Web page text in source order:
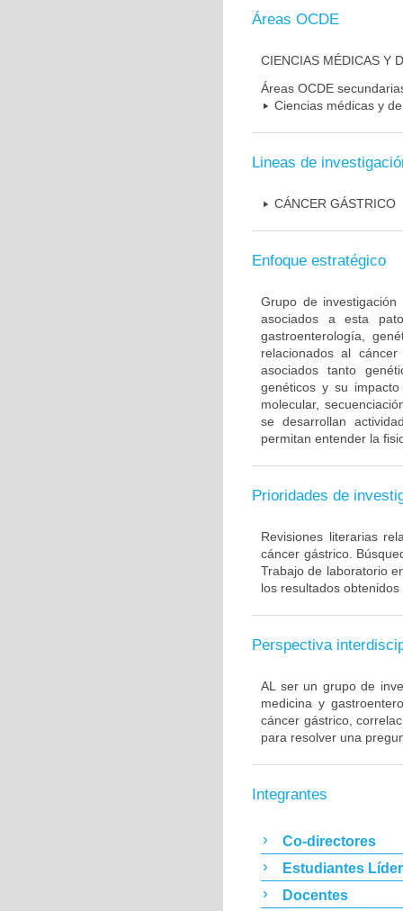
Áreas OCDE
CIENCIAS MÉDICAS Y
Áreas OCDE
Ciencias médicas y
Lineas de
CÁNCER GÁSTRICO
Enfoque estratégico
Grupo de
asociados a esta
gastroenterología,
relacionados al
asociados tanto
genéticos y su
molecular,
se desarrollan
permitan entender la
Prioridades de
Revisiones literarias
cáncer gástrico.
Trabajo de laboratorio
los resultados
Perspectiva
AL ser un grupo de
medicina y
cáncer gástrico,
para resolver una
Integrantes
Co-directores
Estudiantes
Docentes